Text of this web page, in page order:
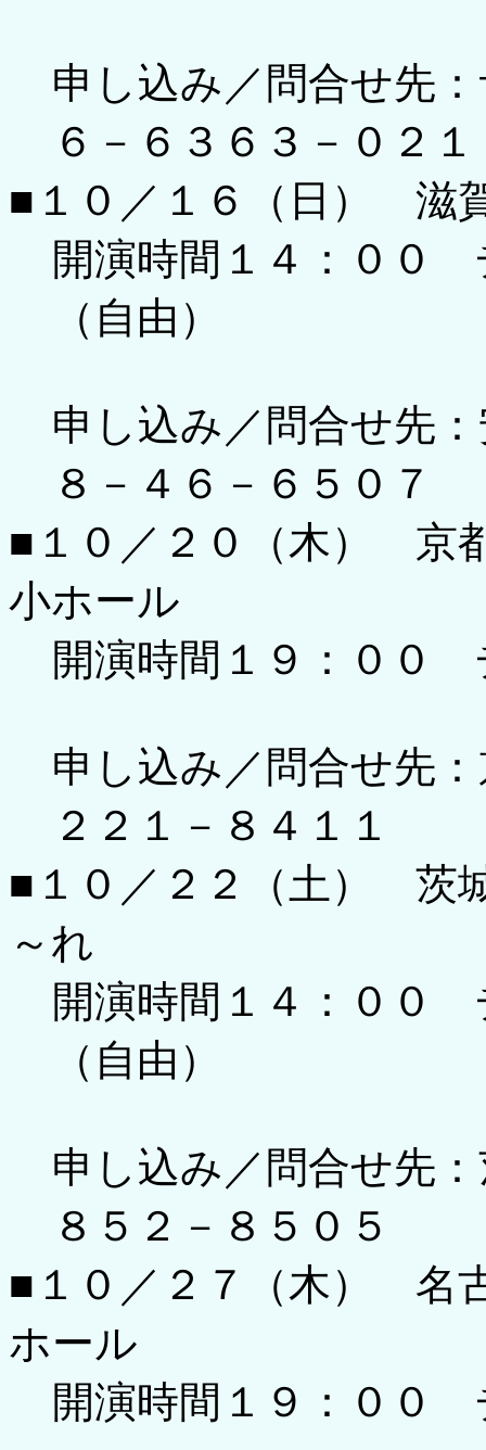
申し込み／問合せ先
６－６３６３－０２１
■１０／１６（日） 滋
開演時間１４：００
（自由）
申し込み／問合せ先
８－４６－６５０７
■１０／２０（木） 京
小ホール
開演時間１９：００
申し込み／問合せ先
２２１－８４１１
■１０／２２（土） 茨
～れ
開演時間１４：００
（自由）
申し込み／問合せ先
８５２－８５０５
■１０／２７（木） 名
ホール
開演時間１９：００